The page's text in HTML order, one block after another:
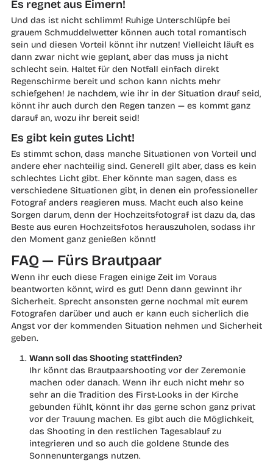
Es regnet aus Eimern!
Und das ist nicht schlimm! Ruhige Unterschlüpfe bei
grauem Schmuddelwetter können auch total romantisch
sein und diesen Vorteil könnt ihr nutzen! Vielleicht läuft es
dann zwar nicht wie geplant, aber das muss ja nicht
schlecht sein. Haltet für den Notfall einfach direkt
Regenschirme bereit und schon kann nichts mehr
schiefgehen! Je nachdem, wie ihr in der Situation drauf seid,
könnt ihr auch durch den Regen tanzen — es kommt ganz
darauf an, wozu ihr bereit seid!
Es gibt kein gutes Licht!
Es stimmt schon, dass manche Situationen von Vorteil und
andere eher nachteilig sind. Generell gilt aber, dass es kein
schlechtes Licht gibt. Eher könnte man sagen, dass es
verschiedene Situationen gibt, in denen ein professioneller
Fotograf anders reagieren muss. Macht euch also keine
Sorgen darum, denn der Hochzeitsfotograf ist dazu da, das
Beste aus euren Hochzeitsfotos herauszuholen, sodass ihr
den Moment ganz genießen könnt!
FAQ — Fürs Brautpaar
Wenn ihr euch diese Fragen einige Zeit im Voraus
beantworten könnt, wird es gut! Denn dann gewinnt ihr
Sicherheit. Sprecht ansonsten gerne nochmal mit eurem
Fotografen darüber und auch er kann euch sicherlich die
Angst vor der kommenden Situation nehmen und Sicherheit
geben.
Wann soll das Shooting stattfinden?
Ihr könnt das Brautpaarshooting vor der Zeremonie
machen oder danach. Wenn ihr euch nicht mehr so
sehr an die Tradition des First-Looks in der Kirche
gebunden fühlt, könnt ihr das gerne schon ganz privat
vor der Trauung machen. Es gibt auch die Möglichkeit,
das Shooting in den restlichen Tagesablauf zu
integrieren und so auch die goldene Stunde des
Sonnenuntergangs nutzen.